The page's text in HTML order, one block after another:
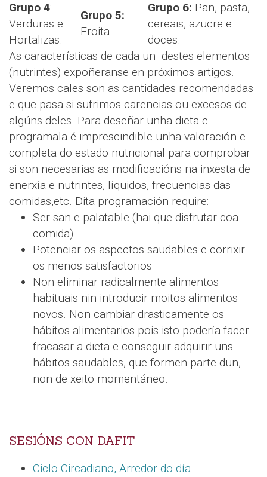
Grupo 4:
Verduras e
Hortalizas.
Grupo 5:
Froita
Grupo 6: Pan, pasta,
cereais, azucre e
doces.
As características de cada un destes elementos
(nutrintes) expoñeranse en próximos artigos.
Veremos cales son as cantidades recomendadas
e que pasa si sufrimos carencias ou excesos de
algúns deles. Para deseñar unha dieta e
programala é imprescindible unha valoración e
completa do estado nutricional para comprobar
si son necesarias as modificacións na inxesta de
enerxía e nutrintes, líquidos, frecuencias das
comidas,etc. Dita programación require:
Ser san e palatable (hai que disfrutar coa
comida).
Potenciar os aspectos saudables e corrixir
os menos satisfactorios
Non eliminar radicalmente alimentos
habituais nin introducir moitos alimentos
novos. Non cambiar drasticamente os
hábitos alimentarios pois isto podería facer
fracasar a dieta e conseguir adquirir uns
hábitos saudables, que formen parte dun,
non de xeito momentáneo.
SESIÓNS CON DAFIT
Ciclo Circadiano, Arredor do día.